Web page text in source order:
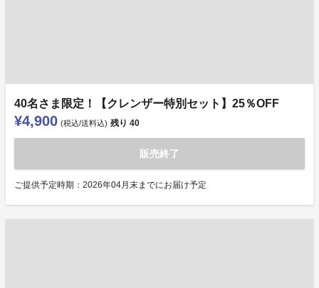
40名さま限定！【クレンザー特別セット】25％OFF
¥4,900 (税込/送料込) 残り 40
販売終了
ご提供予定時期：2026年04月末までにお届け予定